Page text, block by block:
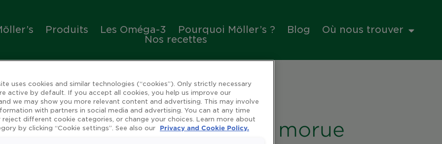
Produits Les Oméga-3 Pourquoi Möller’s ? Blog
Où nous trouver
Nos recettes
de l'huile de foie de morue
uses cookies and similar technologies (“cookies”). Only strictly necessary
active by default. If you accept all cookies, you help us improve our
we may show you more relevant content and advertising. This may involve
with partners in social media and advertising. You can at any time
reject different cookie categories, or change your choices. Learn more about
by clicking “Cookie settings”. See also our
Privacy and Cookie Policy.